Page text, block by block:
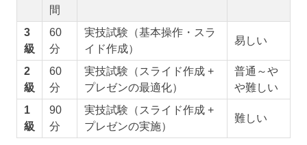
間
3
級
60
分
実技試験（基本操作・スラ
イド作成）
易しい
2
級
60
分
実技試験（スライド作成 +
プレゼンの最適化）
普通～や
や難しい
1
級
90
分
実技試験（スライド作成 +
プレゼンの実施）
難しい